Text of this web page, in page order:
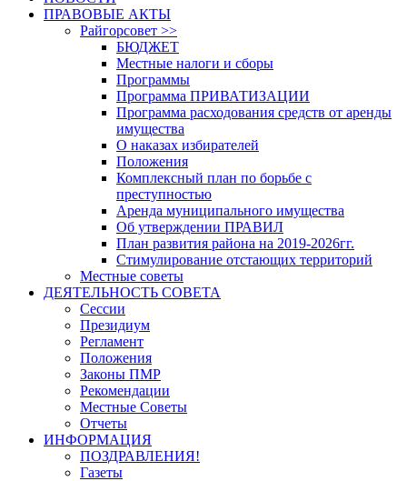
ПРАВОВЫЕ АКТЫ
Райгорсовет >>
БЮДЖЕТ
Местные налоги и сборы
Программы
Программа ПРИВАТИЗАЦИИ
Программа расходования средств от аренды
имущества
О наказах избирателей
Положения
Комплексный план по борьбе с
преступностью
Аренда муниципального имущества
Об утверждении ПРАВИЛ
План развития района на 2019-2026гг.
Стимулирование отстающих территорий
Местные советы
ДЕЯТЕЛЬНОСТЬ СОВЕТА
Сессии
Президиум
Регламент
Положения
Законы ПМР
Рекомендации
Местные Советы
Отчеты
ИНФОРМАЦИЯ
ПОЗДРАВЛЕНИЯ!
Газеты